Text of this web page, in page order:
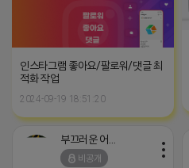
인스타그램 좋아요/팔로워/댓글 최
적화 작업
2024-09-19 18:51:20
비공개